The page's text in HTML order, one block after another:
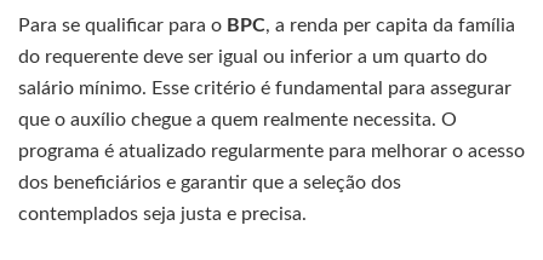
Para se qualificar para o BPC, a renda per capita da família
do requerente deve ser igual ou inferior a um quarto do
salário mínimo. Esse critério é fundamental para assegurar
que o auxílio chegue a quem realmente necessita. O
programa é atualizado regularmente para melhorar o acesso
dos beneficiários e garantir que a seleção dos
contemplados seja justa e precisa.